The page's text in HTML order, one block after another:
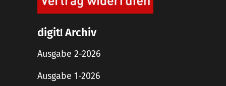
digit! Archiv
Ausgabe 2-2026
Ausgabe 1-2026